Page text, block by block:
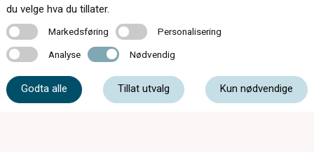
Kontakt oss
du velge hva du tillater.
MarkedsføringMarkedsføring PersonaliseringPersonalisering
Analyse Analyse Nødvendig Nødvendig
Godta alle Tillat utvalg Kun nødvendige